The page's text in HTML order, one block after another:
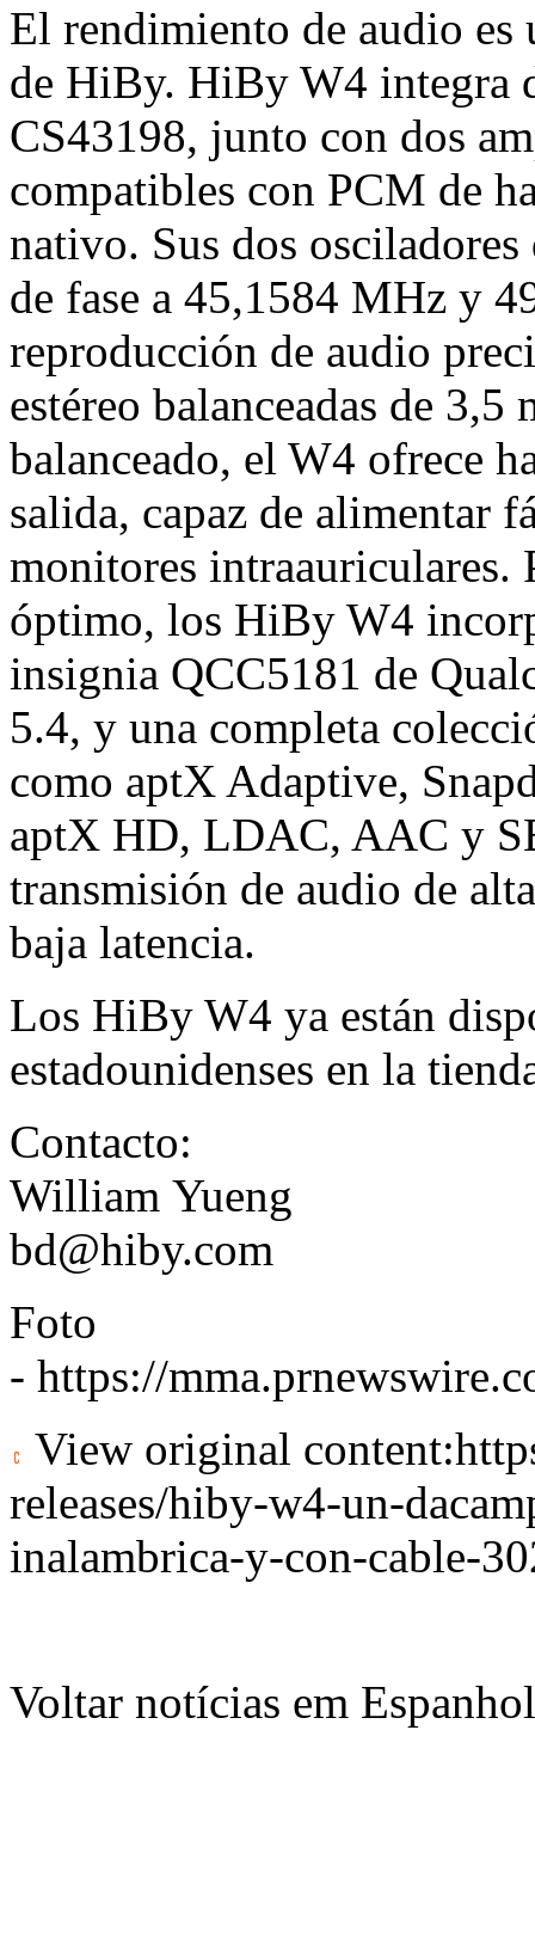
El rendimiento de audio
de HiBy. HiBy W4 integra
CS43198, junto con dos
compatibles con PCM de
nativo. Sus dos
de fase a 45,1584 MHz y
reproducción de audio
estéreo balanceadas de
balanceado, el W4 ofrece
salida, capaz de alimentar
monitores intraauriculares.
óptimo, los HiBy W4
insignia QCC5181 de
5.4, y una completa
como aptX Adaptive,
aptX HD, LDAC, AAC y
transmisión de audio de
baja latencia.
Los HiBy W4 ya están
estadounidenses en la
Contacto:
William Yueng
bd@hiby.com
Foto
- https://
View original content:
releases/hiby-w4-un-
inalambrica-y-con-cable-
Voltar notícias em Espanhol